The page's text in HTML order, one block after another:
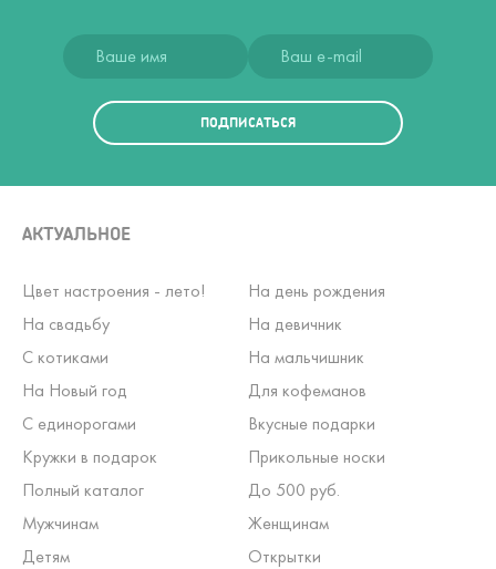
ПОДПИСАТЬСЯ
АКТУАЛЬНОЕ
Цвет настроения - лето!
На день рождения
На свадьбу
На девичник
С котиками
На мальчишник
На Новый год
Для кофеманов
С единорогами
Вкусные подарки
Кружки в подарок
Прикольные носки
Полный каталог
До 500 руб.
Мужчинам
Женщинам
Детям
Открытки